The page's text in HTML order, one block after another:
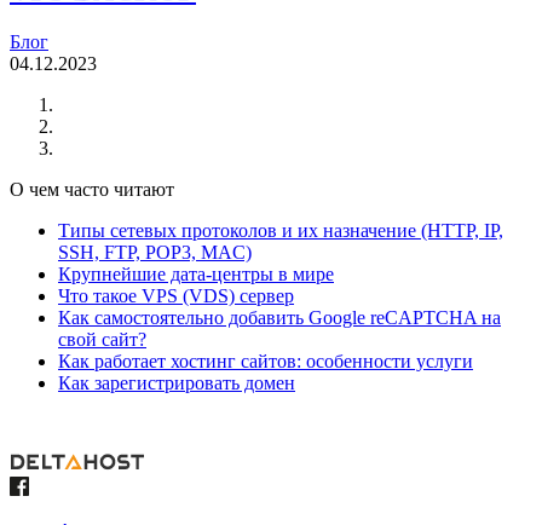
Блог
04.12.2023
О чем часто читают
Типы сетевых протоколов и их назначение (HTTP, IP,
SSH, FTP, POP3, MAC)
Крупнейшие дата-центры в мире
Что такое VPS (VDS) сервер
Как самостоятельно добавить Google reCAPTCHA на
свой сайт?
Как работает хостинг сайтов: особенности услуги
Как зарегистрировать домен